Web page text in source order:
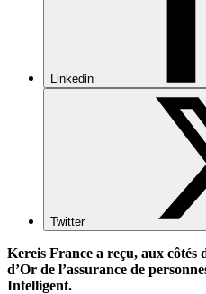
Linkedin
Twitter
Kereis France a reçu, aux côtés
d’Or de l’assurance de
Intelligent.